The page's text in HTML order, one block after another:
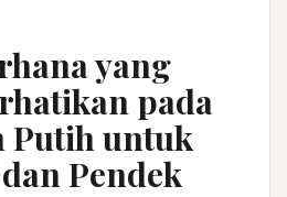
yang
pada
Putih untuk
Pendek